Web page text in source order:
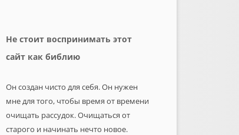
Не стоит воспринимать этот
сайт как библию
Он создан чисто для себя. Он нужен
мне для того, чтобы время от времени
очищать рассудок. Очищаться от
старого и начинать нечто новое.